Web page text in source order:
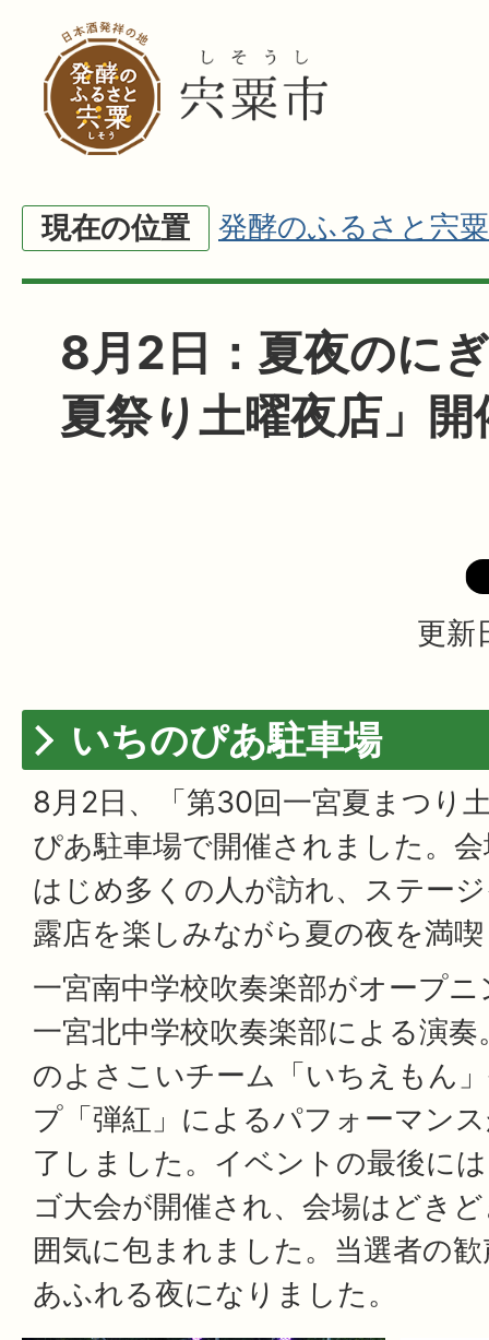
現在の位置 発酵のふるさと宍粟
8月2日：夏夜のに
夏祭り土曜夜店」開
更新
いちのぴあ駐車場
8月2日、「第30回一宮夏まつり
ぴあ駐車場で開催されました。
はじめ多くの人が訪れ、ステー
露店を楽しみながら夏の夜を満
一宮南中学校吹奏楽部がオープ
一宮北中学校吹奏楽部による演
のよさこいチーム「いちえもん
プ「弾紅」によるパフォーマン
了しました。イベントの最後に
ゴ大会が開催され、会場はどき
囲気に包まれました。当選者の
あふれる夜になりました。